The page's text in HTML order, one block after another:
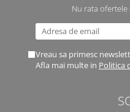
Nu rata
Vreau sa primesc
Afla mai multe in Politica